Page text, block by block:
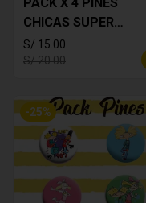
CHICAS SUPER
PODEROSAS
S/ 15.00
S/ 20.00
-25%